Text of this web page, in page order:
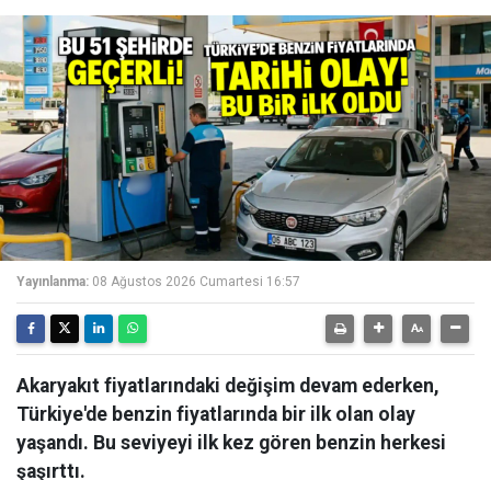
Yayınlanma: 08 Ağustos 2026 Cumartesi 16:57
Akaryakıt fiyatlarındaki değişim devam ederken,
Türkiye'de benzin fiyatlarında bir ilk olan olay
yaşandı. Bu seviyeyi ilk kez gören benzin herkesi
şaşırttı.